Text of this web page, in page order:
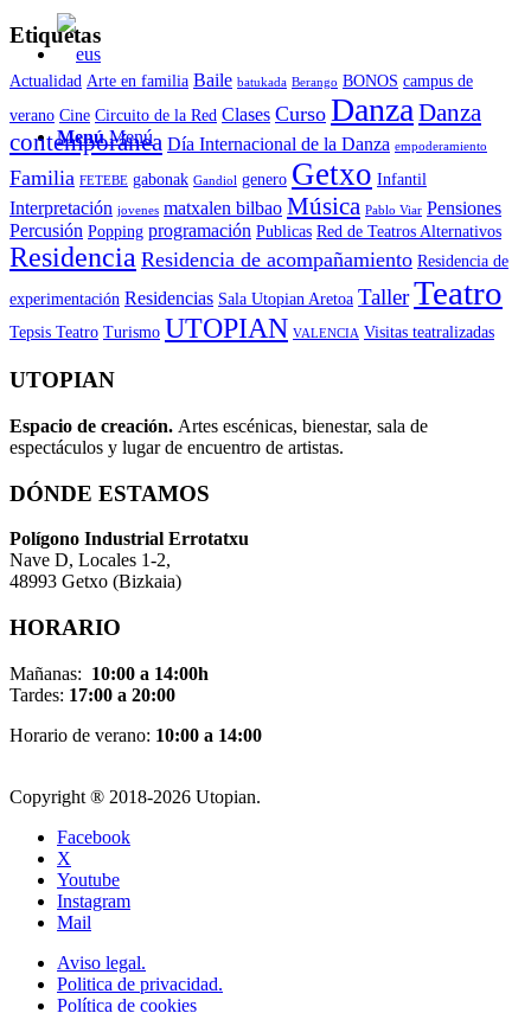
Menú Menú
Etiquetas
Actualidad Arte en familia Baile batukada Berango BONOS campus de
verano Cine Circuito de la Red Clases Curso DanzaDanza
contemporánea Día Internacional de la Danza empoderamiento
Familia FETEBE gabonak Gandiol genero Getxo Infantil
Interpretación jovenes matxalen bilbao Música Pablo Viar Pensiones
Percusión Popping programación Publicas Red de Teatros Alternativos
Residencia Residencia de acompañamiento Residencia de
experimentación Residencias Sala Utopian Aretoa TallerTeatro
Tepsis Teatro Turismo UTOPIAN VALENCIA Visitas teatralizadas
UTOPIAN
Espacio de creación. Artes escénicas, bienestar, sala de
espectáculos y lugar de encuentro de artistas.
DÓNDE ESTAMOS
Polígono Industrial Errotatxu
Nave D, Locales 1-2,
48993 Getxo (Bizkaia)
HORARIO
Mañanas: 10:00 a 14:00h
Tardes: 17:00 a 20:00
Horario de verano: 10:00 a 14:00
Copyright ® 2018-2026 Utopian.
Facebook
X
Youtube
Instagram
Mail
Aviso legal.
Politica de privacidad.
Política de cookies